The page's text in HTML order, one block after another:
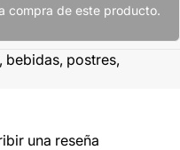
compra de este producto.
bebidas, postres,
una reseña